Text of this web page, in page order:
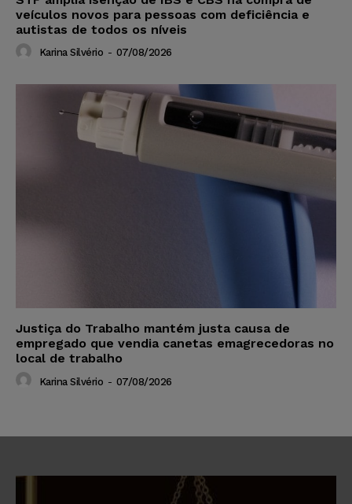
veículos novos para pessoas com deficiência e
autistas de todos os níveis
Karina Silvério - 07/08/2026
Justiça do Trabalho mantém justa causa de
empregado que vendia canetas emagrecedoras no
local de trabalho
Karina Silvério - 07/08/2026